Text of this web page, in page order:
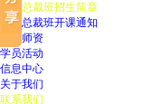
北大总裁班招生简章
北大总裁班开课通知
授课师资
学员活动
信息中心
关于我们
联系我们